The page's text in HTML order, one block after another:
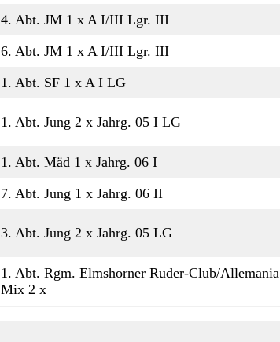
4. Abt. JM 1 x A I/III Lgr. III
6. Abt. JM 1 x A I/III Lgr. III
1. Abt. SF 1 x A I LG
1. Abt. Jung 2 x Jahrg. 05 I LG
1. Abt. Mäd 1 x Jahrg. 06 I
7. Abt. Jung 1 x Jahrg. 06 II
3. Abt. Jung 2 x Jahrg. 05 LG
1. Abt. Rgm. Elmshorner Ruder-Club/Allemania
Mix 2 x